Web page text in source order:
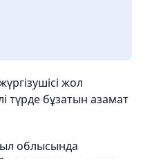
жол
түрде бұзатын азамат
облысында